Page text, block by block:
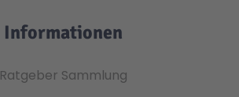
Informationen
Ratgeber Sammlung